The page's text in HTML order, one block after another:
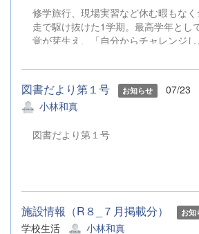
修学旅行、現場実習など休む暇もな
走で駆け抜けた1学期。最高学年とし
覚が芽生え、「自分からチャレンジ
きました。生徒、教師ともに充実し
を過ごすことができました。 ５月24日
日の京都・大阪方面への修学旅行で
の思い出ができました。 学年レクリエ
盛り上げました。３組のテーマはサッ
りました。
図書だより第１号 お知らせ 07/23
小林和真
図書だより第１号
施設情報（R８_７月掲載分） お知
学校生活
小林和真